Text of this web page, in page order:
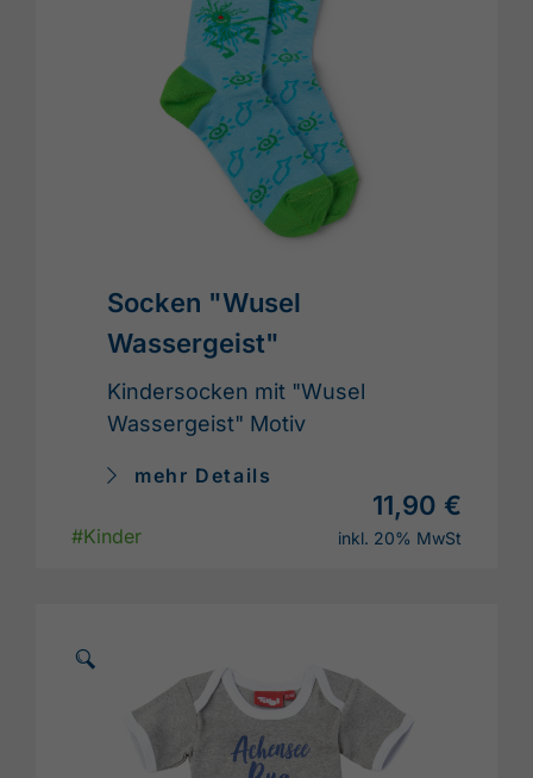
Socken "Wusel
Wassergeist"
Kindersocken mit "Wusel
Wassergeist" Motiv
mehr Details
#Kinder
11,90 €
inkl. 20% MwSt
🗵